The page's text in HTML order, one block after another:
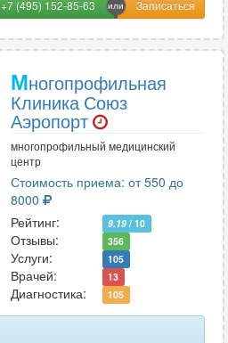
+7 (495) 152-85-63
Многопрофильная
Клиника Союз
Аэропорт
многопрофильный медицинский
центр
Стоимость приема: от 550 до
8000
Рейтинг:
9.19 / 10
Отзывы: 356
Услуги: 105
Врачей: 13
Диагностика: 105